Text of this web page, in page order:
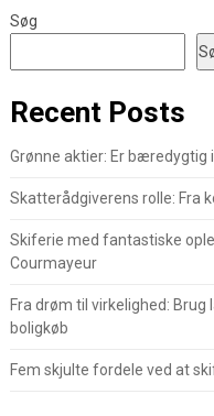
Søg
Recent Posts
Grønne aktier: Er
Skatterådgiverens rolle: Fra
Skiferie med fantastiske
Courmayeur
Fra drøm til virkelighed:
boligkøb
Fem skjulte fordele ved at